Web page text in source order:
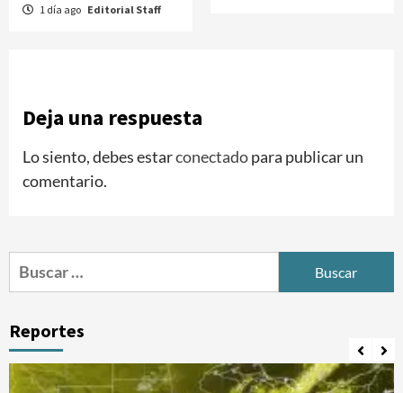
1 día ago Editorial Staff
Deja una respuesta
Lo siento, debes estarconectadopara publicar un
comentario.
Buscar:
Reportes